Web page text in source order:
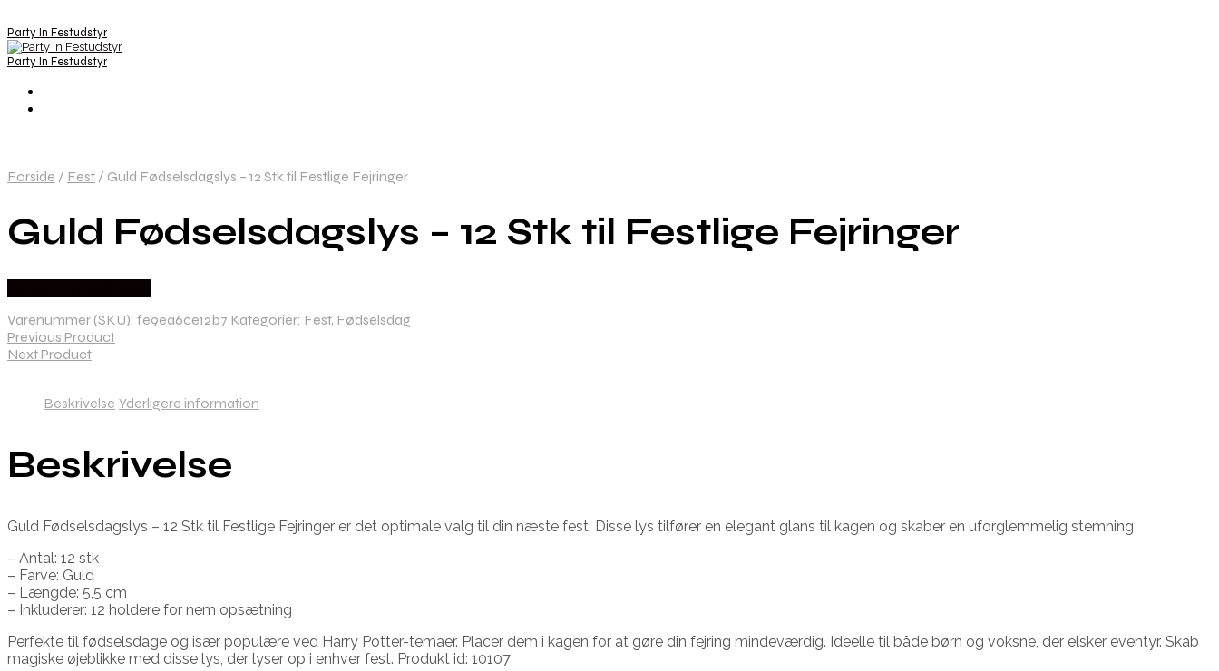
Party In Festudstyr
Party In Festudstyr
Forside / Fest / Guld Fødselsdagslys – 12 Stk til Festlige Fejringer
Guld Fødselsdagslys – 12 Stk til Festlige Fejringer
Varenummer (SKU): fe9ea6ce12b7 Kategorier: Fest, Fødselsdag
Previous Product
Next Product
Beskrivelse Yderligere information
Beskrivelse
Guld Fødselsdagslys – 12 Stk til Festlige Fejringer er det optimale valg til din næste fest. Disse lys tilfører en elegant glans til kagen og skaber en uforglemmelig stemning
– Antal: 12 stk
– Farve: Guld
– Længde: 5,5 cm
– Inkluderer: 12 holdere for nem opsætning
Perfekte til fødselsdage og især populære ved Harry Potter-temaer. Placer dem i kagen for at gøre din fejring mindeværdig. Ideelle til både børn og voksne, der elsker eventyr. Skab
magiske øjeblikke med disse lys, der lyser op i enhver fest. Produkt id: 10107